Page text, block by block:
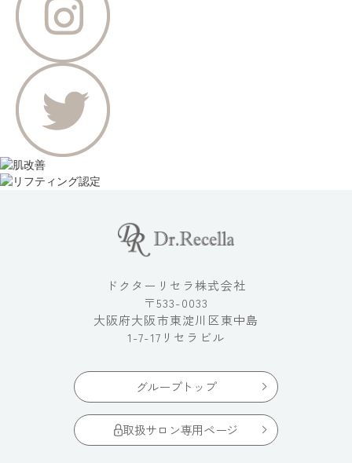
ドクターリセラ株式会社
〒533-0033
大阪府大阪市東淀川区東中島
1-7-17リセラビル
グループトップ
取扱サロン専用ページ